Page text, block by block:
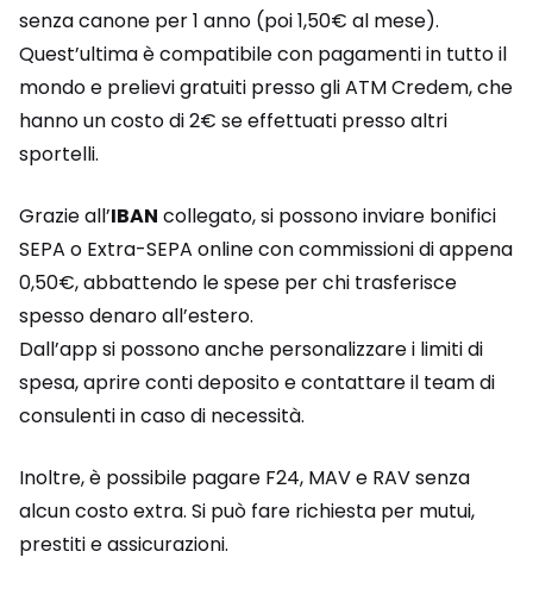
senza canone per 1 anno (poi 1,50€ al mese).
Quest’ultima è compatibile con pagamenti in tutto il
mondo e prelievi gratuiti presso gli ATM Credem, che
hanno un costo di 2€ se effettuati presso altri
sportelli.
Grazie all’IBAN collegato, si possono inviare bonifici
SEPA o Extra-SEPA online con commissioni di appena
0,50€, abbattendo le spese per chi trasferisce
spesso denaro all’estero.
Dall’app si possono anche personalizzare i limiti di
spesa, aprire conti deposito e contattare il team di
consulenti in caso di necessità.
Inoltre, è possibile pagare F24, MAV e RAV senza
alcun costo extra. Si può fare richiesta per mutui,
prestiti e assicurazioni.